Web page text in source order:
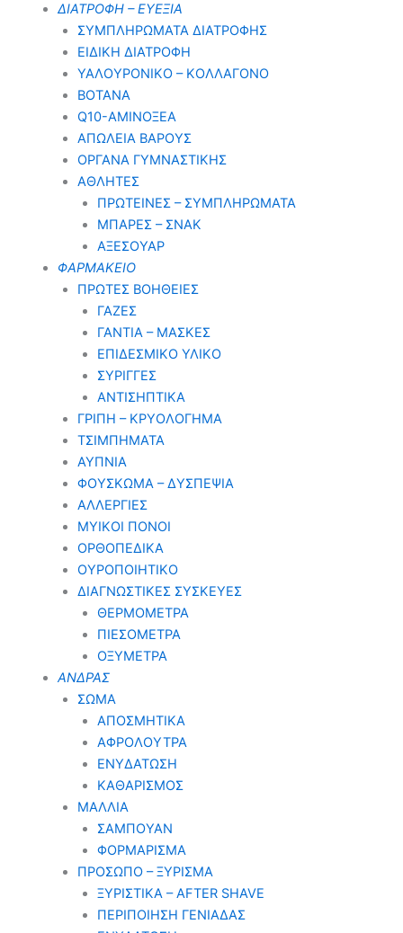
ΔΙΑΤΡΟΦΗ – ΕΥΕΞΙΑ
ΣΥΜΠΛΗΡΩΜΑΤΑ ΔΙΑΤΡΟΦΗΣ
ΕΙΔΙΚΗ ΔΙΑΤΡΟΦΗ
ΥΑΛΟΥΡΟΝΙΚΟ – ΚΟΛΛΑΓΟΝΟ
ΒΟΤΑΝΑ
Q10-ΑΜΙΝΟΞΕΑ
ΑΠΩΛΕΙΑ ΒΑΡΟΥΣ
ΟΡΓΑΝΑ ΓΥΜΝΑΣΤΙΚΗΣ
ΑΘΛΗΤΕΣ
ΠΡΩΤΕΙΝΕΣ – ΣΥΜΠΛΗΡΩΜΑΤΑ
ΜΠΑΡΕΣ – ΣΝΑΚ
ΑΞΕΣΟΥΑΡ
ΦΑΡΜΑΚΕΙΟ
ΠΡΩΤΕΣ ΒΟΗΘΕΙΕΣ
ΓΑΖΕΣ
ΓΑΝΤΙΑ – ΜΑΣΚΕΣ
ΕΠΙΔΕΣΜΙΚΟ ΥΛΙΚΟ
ΣΥΡΙΓΓΕΣ
ΑΝΤΙΣΗΠΤΙΚΑ
ΓΡΙΠΗ – ΚΡΥΟΛΟΓΗΜΑ
ΤΣΙΜΠΗΜΑΤΑ
ΑΥΠΝΙΑ
ΦΟΥΣΚΩΜΑ – ΔΥΣΠΕΨΙΑ
ΑΛΛΕΡΓΙΕΣ
ΜΥΙΚΟΙ ΠΟΝΟΙ
ΟΡΘΟΠΕΔΙΚΑ
ΟΥΡΟΠΟΙΗΤΙΚΟ
ΔΙΑΓΝΩΣΤΙΚΕΣ ΣΥΣΚΕΥΕΣ
ΘΕΡΜΟΜΕΤΡΑ
ΠΙΕΣΟΜΕΤΡΑ
ΟΞΥΜΕΤΡΑ
ΑΝΔΡΑΣ
ΣΩΜΑ
ΑΠΟΣΜΗΤΙΚΑ
ΑΦΡΟΛΟΥΤΡΑ
ΕΝΥΔΑΤΩΣΗ
ΚΑΘΑΡΙΣΜΟΣ
ΜΑΛΛΙΑ
ΣΑΜΠΟΥΑΝ
ΦΟΡΜΑΡΙΣΜΑ
ΠΡΟΣΩΠΟ – ΞΥΡΙΣΜΑ
ΞΥΡΙΣΤΙΚΑ – ΑFTER SHAVE
ΠΕΡΙΠΟΙΗΣΗ ΓΕΝΙΑΔΑΣ